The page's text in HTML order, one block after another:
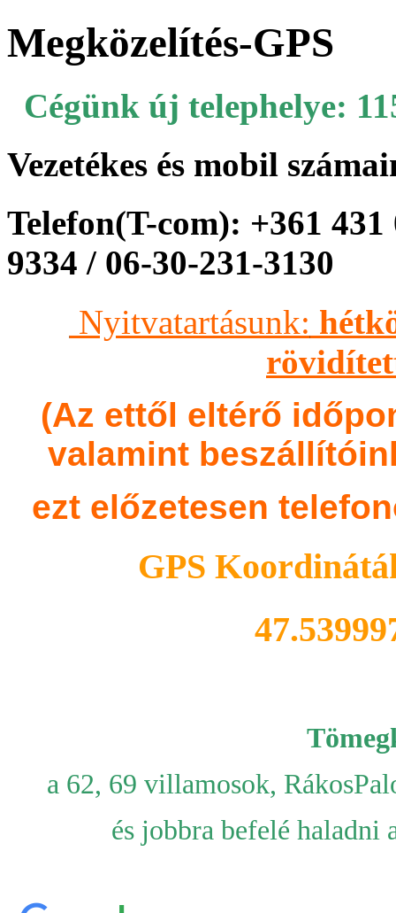
Megközelítés-GPS
Cégünk új telephelye:
Vezetékes és mobil
Telefon(T-com): +361
9334 / 06-30-231-3130
Nyitvatartásunk:
(Az ettől eltérő
valamint
ezt előzetesen
GPS
a 62, 69 villamosok,
és jobbra befelé